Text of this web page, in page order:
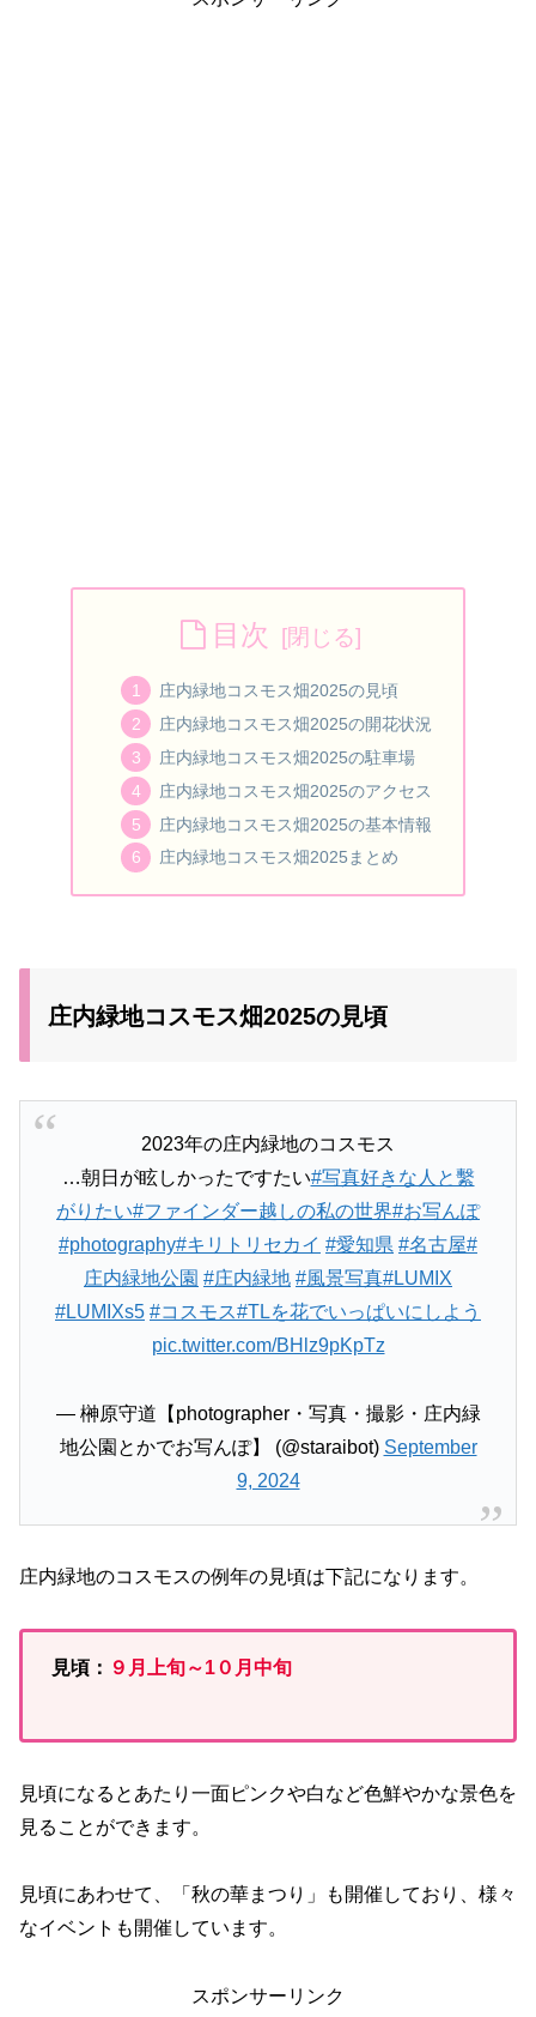
目次
庄内緑地コスモス畑2025の見頃
庄内緑地コスモス畑2025の開花状況
庄内緑地コスモス畑2025の駐車場
庄内緑地コスモス畑2025のアクセス
庄内緑地コスモス畑2025の基本情報
庄内緑地コスモス畑2025まとめ
庄内緑地コスモス畑2025の見頃
2023年の庄内緑地のコスモス
…朝日が眩しかったですたい#写真好きな人と繫
がりたい#ファインダー越しの私の世界#お写んぽ
#photography#キリトリセカイ #愛知県 #名古屋#
庄内緑地公園 #庄内緑地 #風景写真#LUMIX
#LUMIXs5 #コスモス#TLを花でいっぱいにしよう
pic.twitter.com/BHlz9pKpTz
— 榊原守道【photographer・写真・撮影・庄内緑
地公園とかでお写んぽ】 (@staraibot) September
9, 2024
庄内緑地のコスモスの例年の見頃は下記になります。
見頃： ９ 月上旬～1０月中旬
見頃になるとあたり一面ピンクや白など色鮮やかな景色を
見ることができます。
見頃にあわせて、「秋の華まつり」も開催しており、様々
なイベントも開催しています。
スポンサーリンク